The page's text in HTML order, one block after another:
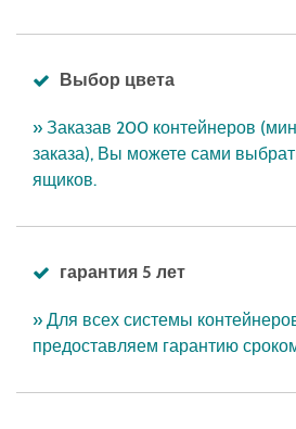
Выбор цвета
» Заказав 200 контейнеров
заказа), Вы можете сами
ящиков.
гарантия 5 лет
» Для всех системы
предоставляем гарантию